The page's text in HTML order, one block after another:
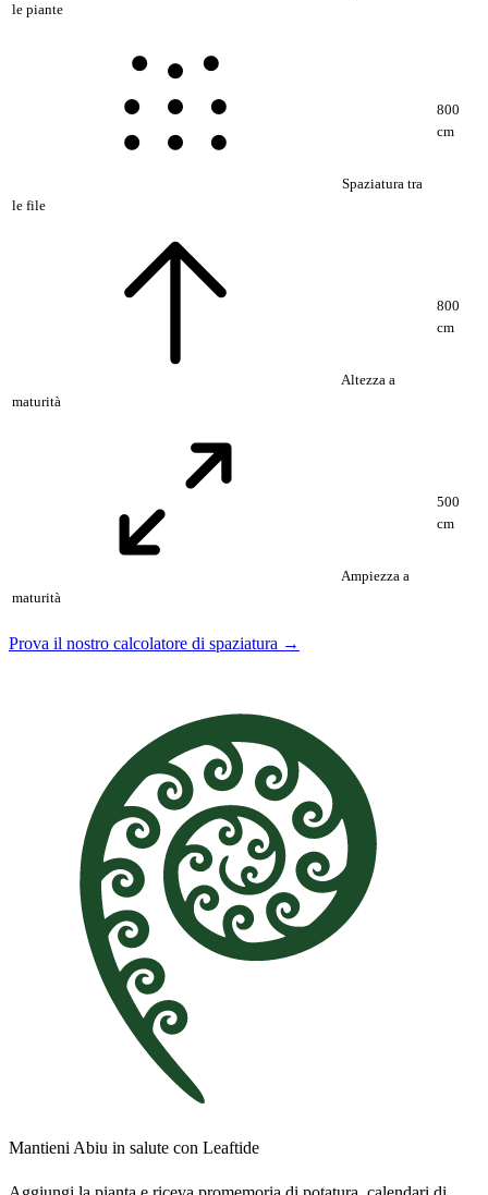
le piante
Spaziatura tra
le file
800
cm
Altezza a
maturità
800
cm
Ampiezza a
maturità
500
cm
Prova il nostro calcolatore di spaziatura →
Mantieni Abiu in salute con Leaftide